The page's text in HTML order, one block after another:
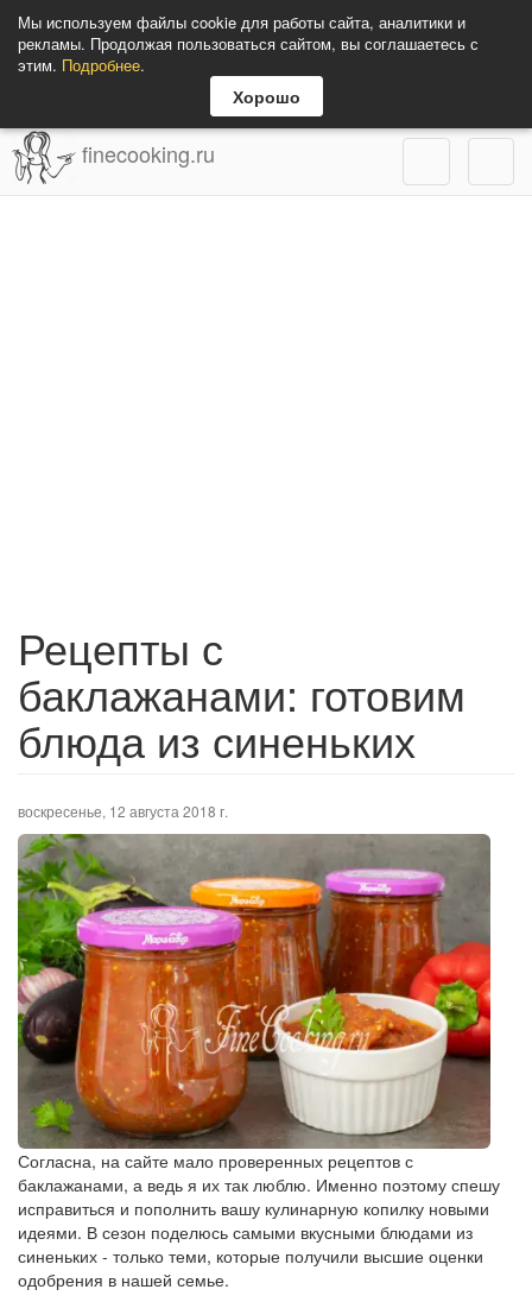
Мы используем файлы cookie для работы сайта, аналитики и
рекламы. Продолжая пользоваться сайтом, вы соглашаетесь с
этим. Подробнее.
Хорошо
finecooking.ru
Рецепты с
баклажанами: готовим
блюда из синеньких
воскресенье, 12 августа 2018 г.
Согласна, на сайте мало проверенных рецептов с
баклажанами, а ведь я их так люблю. Именно поэтому спешу
исправиться и пополнить вашу кулинарную копилку новыми
идеями. В сезон поделюсь самыми вкусными блюдами из
синеньких - только теми, которые получили высшие оценки
одобрения в нашей семье.